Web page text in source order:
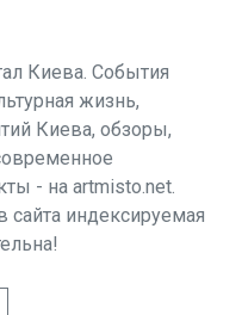
Киева. События
жизнь,
Киева, обзоры,
- на artmisto.net.
сайта индексируемая